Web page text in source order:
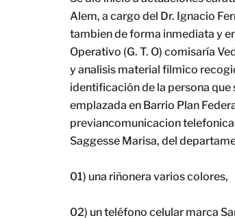
Alem, a cargo del Dr. Ignacio
tambien de forma inmediata y
Operativo (G. T. O) comisaría
y analisis material filmico
identificación de la persona
emplazada en Barrio Plan
previancomunicacion telefonica
Saggesse Marisa, del
01) una riñonera varios colores,
02) un teléfono celular marca